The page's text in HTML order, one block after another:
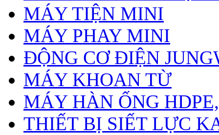
MÁY TIỆN MINI
MÁY PHAY MINI
ĐỘNG CƠ ĐIỆN
MÁY KHOAN TỪ
MÁY HÀN ỐNG
THIẾT BỊ SIẾT LỰC